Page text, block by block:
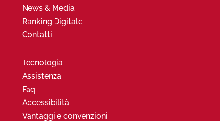
News & Media
Ranking Digitale
Contatti
Tecnologia
Assistenza
Faq
Accessibilità
Vantaggi e convenzioni